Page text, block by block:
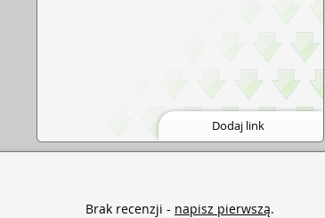
Dodaj link
Brak recenzji - napisz pierwszą.